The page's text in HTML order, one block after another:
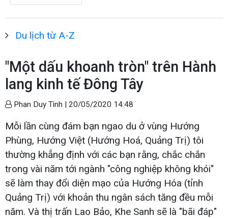
Du lịch từ A-Z
"Một dấu khoanh tròn" trên Hành
lang kinh tế Đông Tây
Phan Duy Tình | 20/05/2020 14:48
Mỗi lần cùng đám bạn ngao du ở vùng Hướng
Phùng, Hướng Việt (Hướng Hoá, Quảng Trị) tôi
thường khẳng định với các bạn rằng, chắc chắn
trong vài năm tới ngành "công nghiệp không khói"
sẽ làm thay đổi diện mạo của Hướng Hóa (tỉnh
Quảng Trị) với khoản thu ngân sách tăng đều mỗi
năm. Và thị trấn Lao Bảo, Khe Sanh sẽ là "bãi đáp"